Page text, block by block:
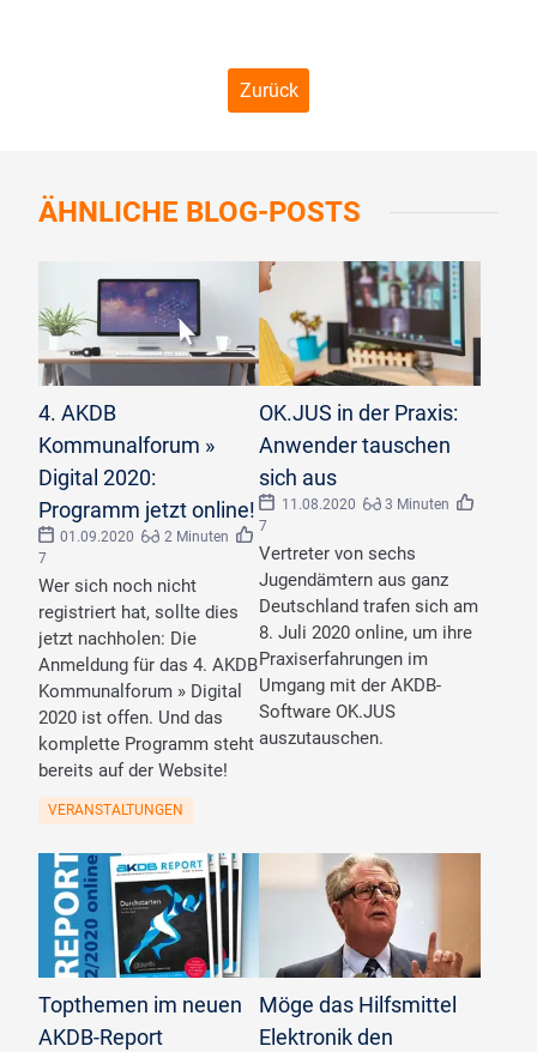
Zurück
ÄHNLICHE BLOG-POSTS
4. AKDB
Kommunalforum »
Digital 2020:
Programm jetzt online!
01.09.2020
2 Minuten
7
Wer sich noch nicht
registriert hat, sollte dies
jetzt nachholen: Die
Anmeldung für das 4. AKDB
Kommunalforum » Digital
2020 ist offen. Und das
komplette Programm steht
bereits auf der Website!
VERANSTALTUNGEN
OK.JUS in der Praxis:
Anwender tauschen
sich aus
11.08.2020
3 Minuten
7
Vertreter von sechs
Jugendämtern aus ganz
Deutschland trafen sich am
8. Juli 2020 online, um ihre
Praxiserfahrungen im
Umgang mit der AKDB-
Software OK.JUS
auszutauschen.
Topthemen im neuen
AKDB-Report
©
Engelbert Reineke / CC-BY-SA 3.0 / <a href
sa/3.0/de/deed.en">CC BY-SA 3.0 DE</a>
Möge das Hilfsmittel
Elektronik den